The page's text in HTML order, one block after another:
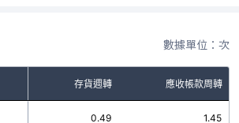
數據單位：次
存貨週轉 應收帳款周轉
0.49 1.45